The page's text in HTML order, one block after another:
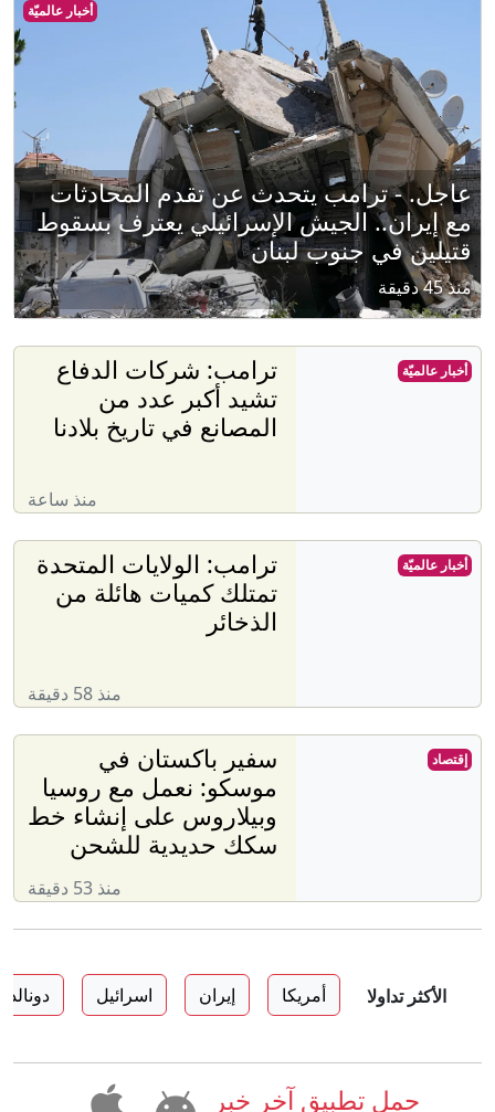
أخبار عالميّة
عاجل. - ترامب يتحدث عن تقدم المحادثات
مع إيران.. الجيش الإسرائيلي يعترف بسقوط
قتيلين في جنوب لبنان
منذ 45 دقيقة
ترامب: شركات الدفاع
تشيد أكبر عدد من
المصانع في تاريخ بلادنا
منذ ساعة
أخبار عالميّة
ترامب: الولايات المتحدة
تمتلك كميات هائلة من
الذخائر
منذ 58 دقيقة
أخبار عالميّة
سفير باكستان في
موسكو: نعمل مع روسيا
وبيلاروس على إنشاء خط
سكك حديدية للشحن
منذ 53 دقيقة
إقتصاد
الأكثر تداولا أمريكا إيران اسرائيل
حمل تطبيق آخر خبر